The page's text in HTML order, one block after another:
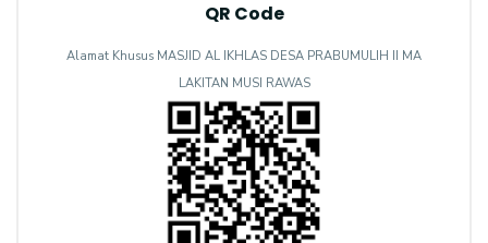
QR Code
Alamat Khusus MASJID AL IKHLAS DESA PRABUMULIH II MA
LAKITAN MUSI RAWAS